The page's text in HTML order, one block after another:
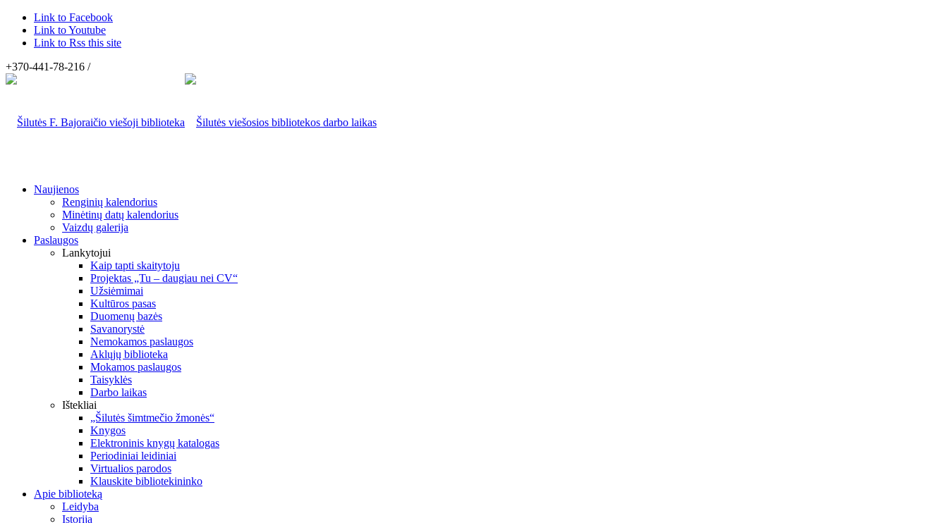
Link to Facebook
Link to Youtube
Link to Rss this site
+370-441-78-216 /
Naujienos
Renginių kalendorius
Minėtinų datų kalendorius
Vaizdų galerija
Paslaugos
Lankytojui
Kaip tapti skaitytoju
Projektas „Tu – daugiau nei CV“
Užsiėmimai
Kultūros pasas
Duomenų bazės
Savanorystė
Nemokamos paslaugos
Aklųjų biblioteka
Mokamos paslaugos
Taisyklės
Darbo laikas
Ištekliai
„Šilutės šimtmečio žmonės“
Knygos
Elektroninis knygų katalogas
Periodiniai leidiniai
Virtualios parodos
Klauskite bibliotekininko
Apie biblioteką
Leidyba
Istorija